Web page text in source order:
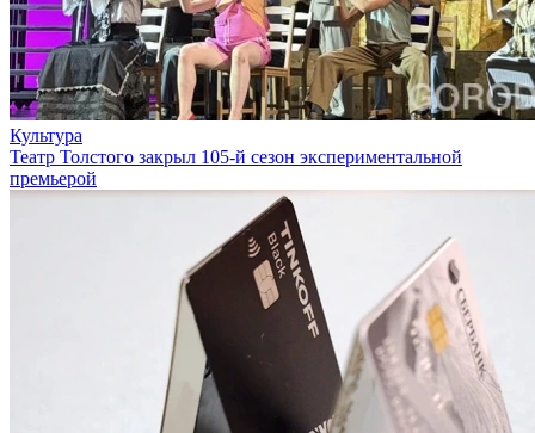
Культура
Театр Толстого закрыл 105-й сезон экспериментальной
премьерой